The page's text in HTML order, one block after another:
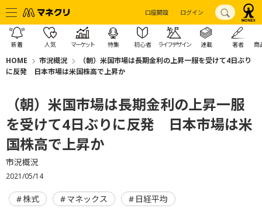
口座開設 ログイン
新着 人気 マーケット 特集 初心者 ライフデザイン 連載 著者 商
HOME 市況概況
（朝）米国市場は長期金利の上昇一服を受けて4日ぶり
に反発 日本市場は米国株高で上昇か
（朝）米国市場は長期金利の上昇一服
を受けて4日ぶりに反発 日本市場は米
国株高で上昇か
市況概況
2021/05/14
株式 マネックス 日経平均